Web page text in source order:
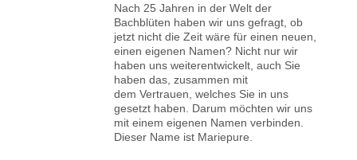
Nach 25 Jahren in der Welt der
Bachblüten haben wir uns gefragt, ob
jetzt nicht die Zeit wäre für einen neuen,
einen eigenen Namen? Nicht nur wir
haben uns weiterentwickelt, auch Sie
haben das, zusammen mit
dem Vertrauen, welches Sie in uns
gesetzt haben. Darum möchten wir uns
mit einem eigenen Namen verbinden.
Dieser Name ist Mariepure.